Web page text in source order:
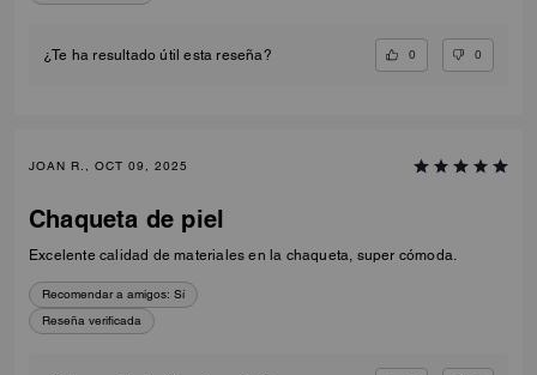
¿Te ha resultado útil esta reseña? 0 0
JOAN R., OCT 09, 2025
Chaqueta de piel
Excelente calidad de materiales en la chaqueta, super cómoda.
Recomendar a amigos: Sí
Reseña verificada